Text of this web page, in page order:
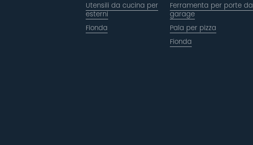
Utensili da cucina per
esterni
Fionda
Ferramenta per porte da
garage
Pala per pizza
Fionda